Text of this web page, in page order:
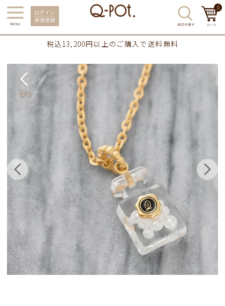
0
税込13,200円以上のご購入で送料無料